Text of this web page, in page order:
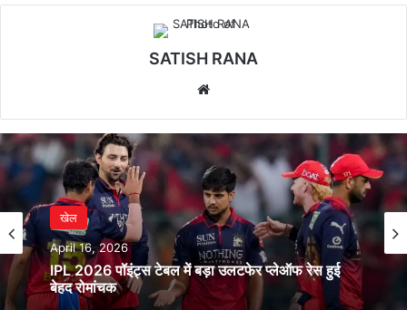
SATISH RANA
खेल
April 16, 2026
खेल
April 15, 2026
डेविड वॉर्नर ड्रिंक-ड्राइविंग विवाद में फंसे कप्तानी और